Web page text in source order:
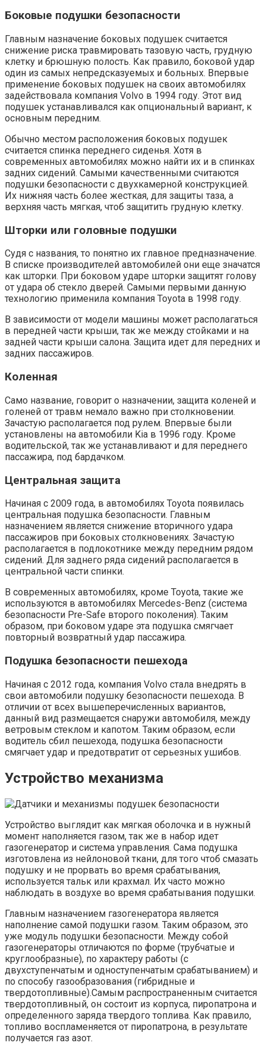
Боковые подушки безопасности
Главным назначение боковых подушек считается
снижение риска травмировать тазовую часть, грудную
клетку и брюшную полость. Как правило, боковой удар
один из самых непредсказуемых и больных. Впервые
применение боковых подушек на своих автомобилях
задействовала компания Volvo в 1994 году. Этот вид
подушек устанавливался как опциональный вариант, к
основным передним.
Обычно местом расположения боковых подушек
считается спинка переднего сиденья. Хотя в
современных автомобилях можно найти их и в спинках
задних сидений. Самыми качественными считаются
подушки безопасности с двухкамерной конструкцией.
Их нижняя часть более жесткая, для защиты таза, а
верхняя часть мягкая, чтоб защитить грудную клетку.
Шторки или головные подушки
Судя с названия, то понятно их главное предназначение.
В списке производителей автомобилей они еще значатся
как шторки. При боковом ударе шторки защитят голову
от удара об стекло дверей. Самыми первыми данную
технологию применила компания Toyota в 1998 году.
В зависимости от модели машины может располагаться
в передней части крыши, так же между стойками и на
задней части крыши салона. Защита идет для передних и
задних пассажиров.
Коленная
Само название, говорит о назначении, защита коленей и
голеней от травм немало важно при столкновении.
Зачастую располагается под рулем. Впервые были
установлены на автомобили Kia в 1996 году. Кроме
водительской, так же устанавливают и для переднего
пассажира, под бардачком.
Центральная защита
Начиная с 2009 года, в автомобилях Toyota появилась
центральная подушка безопасности. Главным
назначением является снижение вторичного удара
пассажиров при боковых столкновениях. Зачастую
располагается в подлокотнике между передним рядом
сидений. Для заднего ряда сидений располагается в
центральной части спинки.
В современных автомобилях, кроме Toyota, такие же
используются в автомобилях Mercedes-Benz (система
безопасности Pre-Safe второго поколения). Таким
образом, при боковом ударе эта подушка смягчает
повторный возвратный удар пассажира.
Подушка безопасности пешехода
Начиная с 2012 года, компания Volvo стала внедрять в
свои автомобили подушку безопасности пешехода. В
отличии от всех вышеперечисленных вариантов,
данный вид размещается снаружи автомобиля, между
ветровым стеклом и капотом. Таким образом, если
водитель сбил пешехода, подушка безопасности
смягчает удар и предотвратит от серьезных ушибов.
Устройство механизма
Устройство выглядит как мягкая оболочка и в нужный
момент наполняется газом, так же в набор идет
газогенератор и система управления. Сама подушка
изготовлена из нейлоновой ткани, для того чтоб смазать
подушку и не прорвать во время срабатывания,
используется тальк или крахмал. Их часто можно
наблюдать в воздухе во время срабатывания подушки.
Главным назначением газогенератора является
наполнение самой подушки газом. Таким образом, это
уже модуль подушки безопасности. Между собой
газогенераторы отличаются по форме (трубчатые и
круглообразные), по характеру работы (с
двухступенчатым и одноступенчатым срабатыванием) и
по способу газообразования (гибридные и
твердотопливные).Самым распространенным считается
твердотопливный, он состоит из корпуса, пиропатрона и
определенного заряда твердого топлива. Как правило,
топливо воспламеняется от пиропатрона, в результате
получается газ азот.